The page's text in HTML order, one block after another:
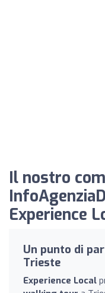
Il nostro
Experience
Un punto di
Trieste
Experience Local